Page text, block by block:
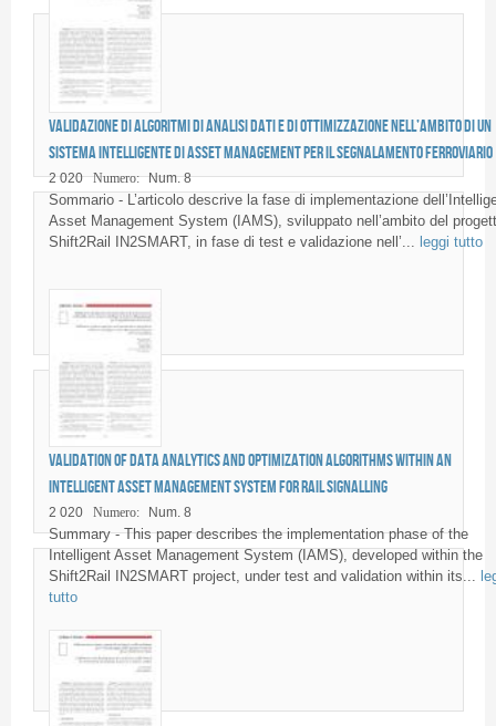
Validazione di algoritmi di analisi dati e di ottimizzazione nell’ambito di un
sistema intelligente di Asset Management per il segnalamento ferroviario
2 020 Numero: Num. 8
Sommario - L’articolo descrive la fase di implementazione
Asset Management System (IAMS), sviluppato nell’ambito del
Shift2Rail IN2SMART, in fase di test e validazione nell’... leggi tutto
Validation of data analytics and optimization algorithms within an
Intelligent Asset Management System for rail signalling
2 020 Numero: Num. 8
Summary - This paper describes the implementation phase of the
Intelligent Asset Management System (IAMS), developed within the
Shift2Rail IN2SMART project, under test and validation within its...
tutto